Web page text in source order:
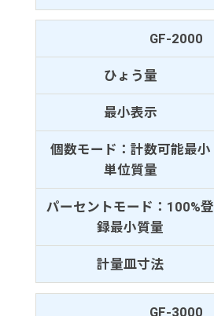
GF-2000
ひょう量
最小表示
個数モード：計数可能最小
単位質量
パーセントモード：100%登
録最小質量
計量皿寸法
GF-3000